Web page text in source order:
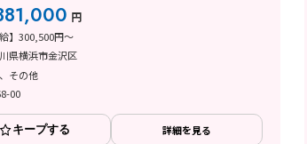
円
給】300,500円～
県横浜市金沢区
その他
00
キープする 詳細を見る